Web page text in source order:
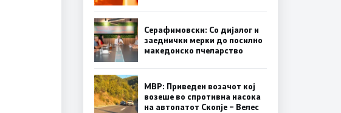
Серафимовски: Со дијалог и
заеднички мерки до посилно
македонско пчеларство
МВР: Приведен возачот кој
возеше во спротивна насока
на автопатот Скопје – Велес